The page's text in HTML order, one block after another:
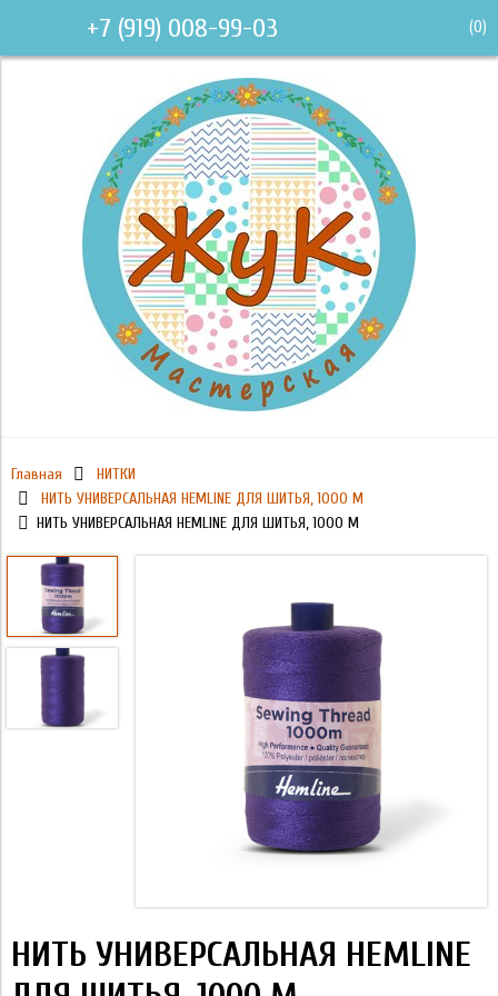
+7 (919) 008-99-03 (0)
Главная
НИТКИ
НИТЬ УНИВЕРСАЛЬНАЯ HEMLINE ДЛЯ ШИТЬЯ, 1000 М
НИТЬ УНИВЕРСАЛЬНАЯ HEMLINE ДЛЯ ШИТЬЯ, 1000 М
НИТЬ УНИВЕРСАЛЬНАЯ HEMLINE